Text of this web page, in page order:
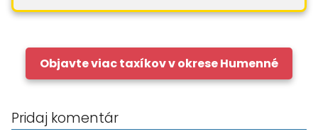
Objavte viac taxíkov v okrese Humenné
Pridaj komentár